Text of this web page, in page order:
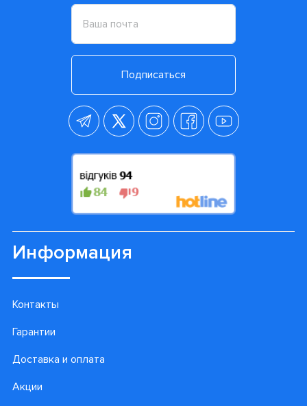
Подписаться
Информация
Контакты
Гарантии
Доставка и оплата
Акции